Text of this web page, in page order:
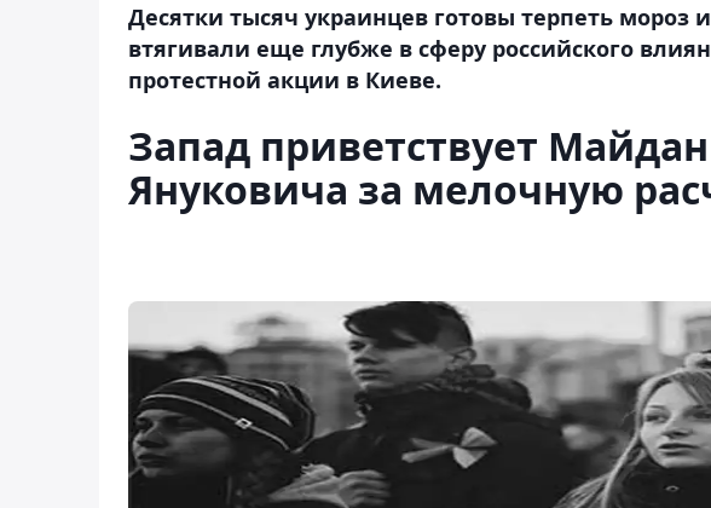
Десятки тысяч украинцев готовы терпеть мороз
втягивали еще глубже в сферу российского
протестной акции в Киеве.
Запад приветствует
Януковича за мелочную